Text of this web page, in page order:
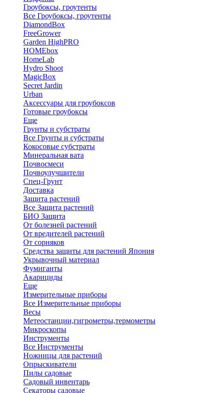
Гроубоксы, гроутенты
Все Гроубоксы, гроутенты
DiamondBox
FreeGrower
Garden HighPRO
HOMEbox
HomeLab
Hydro Shoot
MagicBox
Secret Jardin
Urban
Аксессуары для гроубоксов
Готовые гроубоксы
Еще
Грунты и субстраты
Все Грунты и субстраты
Кокосовые субстраты
Минеральная вата
Почвосмеси
Почвоулучшители
Спец-Грунт
Доставка
Защита растений
Все Защита растений
БИО Защита
От болезней растений
От вредителей растений
От сорняков
Средства защиты для растений Япония
Укрывочный материал
Фумиганты
Акарициды
Еще
Измерительные приборы
Все Измерительные приборы
Весы
Метеостанции,гигрометры,термометры
Микроскопы
Инструменты
Все Инструменты
Ножницы для растений
Опрыскиватели
Пилы садовые
Садовый инвентарь
Секаторы садовые